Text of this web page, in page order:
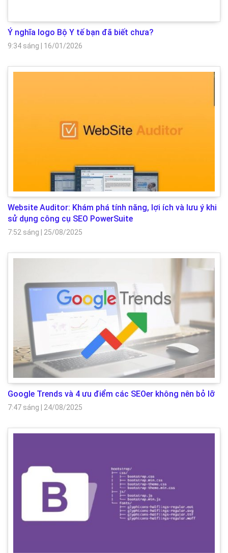
Ý nghĩa logo Bộ Y tế bạn đã biết chưa?
9:34 sáng 16/01/2026
Website Auditor: Khám phá tính năng, lợi ích và lưu ý khi
sử dụng công cụ SEO PowerSuite
7:52 sáng 25/08/2025
Google Trends và 4 ưu điểm các SEOer không nên bỏ lỡ
7:47 sáng 24/08/2025